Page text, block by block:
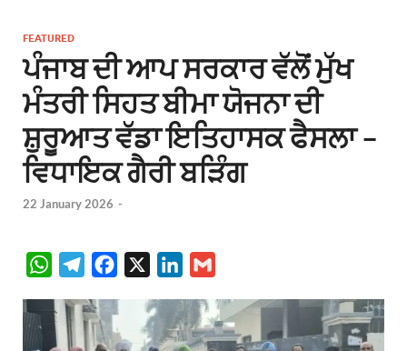
FEATURED
ਪੰਜਾਬ ਦੀ ਆਪ ਸਰਕਾਰ ਵੱਲੋਂ ਮੁੱਖ
ਮੰਤਰੀ ਸਿਹਤ ਬੀਮਾ ਯੋਜਨਾ ਦੀ
ਸ਼ੁਰੂਆਤ ਵੱਡਾ ਇਤਿਹਾਸਕ ਫੈਸਲਾ –
ਵਿਧਾਇਕ ਗੈਰੀ ਬੜਿੰਗ
22 January 2026 -
W
a
t
l
c
e
n
k
a
i